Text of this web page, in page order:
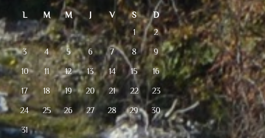
L M M J V S
D
1
2
3 4 5 6 7 8 9
10 11 12 13 14 15 16
17 18 19 20 21 22 23
24 25 26 27 28 29 30
31